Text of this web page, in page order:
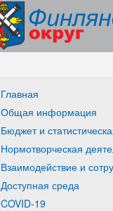
Главная
Общая информация
Бюджет и
Нормотворческая
Взаимодействие и
Доступная среда
COVID-19